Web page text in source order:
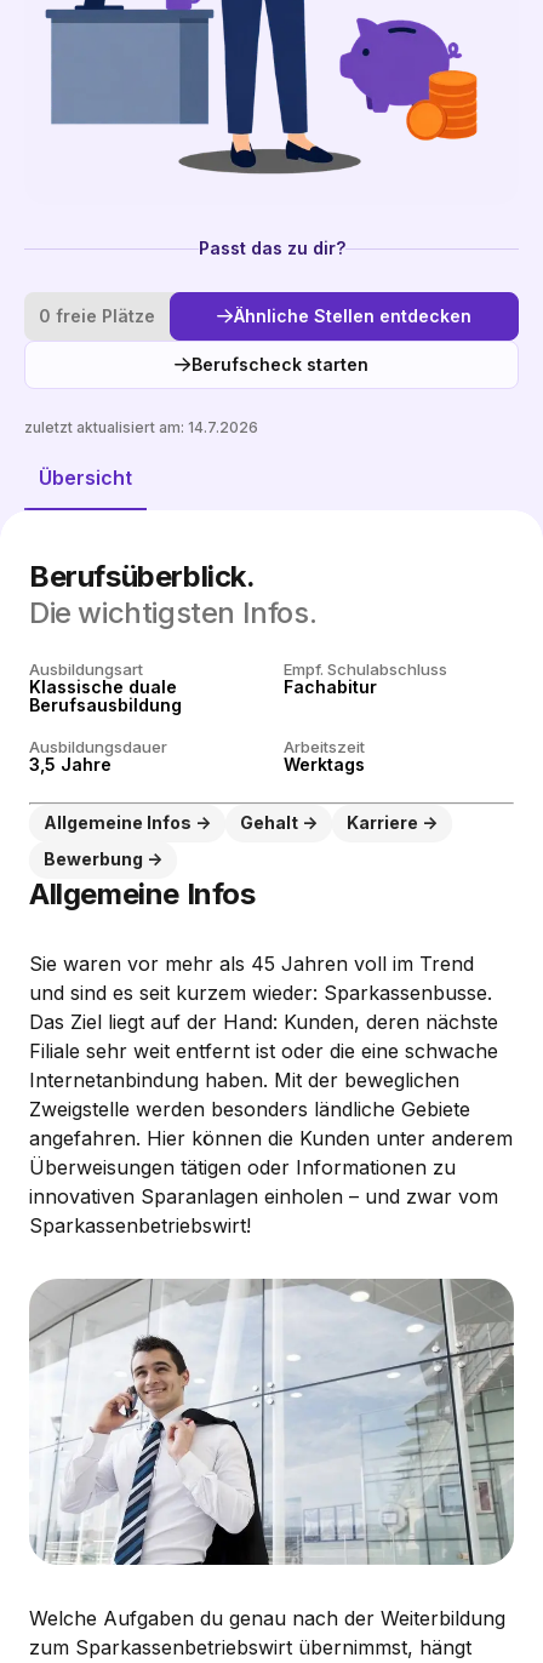
Passt das zu dir?
0 freie Plätze Ähnliche Stellen entdecken
Berufscheck starten
Übersicht
zuletzt aktualisiert am: 14.7.2026
Berufsüberblick.
Die wichtigsten Infos.
Ausbildungsart
Klassische duale
Berufsausbildung
Empf. Schulabschluss
Fachabitur
Ausbildungsdauer
3,5 Jahre
Arbeitszeit
Werktags
Allgemeine Infos Gehalt
Karriere
Bewerbung
Allgemeine Infos
Sie waren vor mehr als 45 Jahren voll im Trend
und sind es seit kurzem wieder: Sparkassenbusse.
Das Ziel liegt auf der Hand: Kunden, deren nächste
Filiale sehr weit entfernt ist oder die eine schwache
Internetanbindung haben. Mit der beweglichen
Zweigstelle werden besonders ländliche Gebiete
angefahren. Hier können die Kunden unter anderem
Überweisungen tätigen oder Informationen zu
innovativen Sparanlagen einholen – und zwar vom
Sparkassenbetriebswirt!
Welche Aufgaben du genau nach der Weiterbildung
zum Sparkassenbetriebswirt übernimmst, hängt